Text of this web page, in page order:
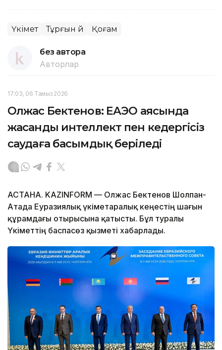
Үкімет Тұрғын үй Қоғам
без автора
Авторлар
17:03, 06 Тамыз 2026
Олжас Бектенов: ЕАЭО аясында
жасанды интеллект пен кедергісіз
саудаға басымдық беріледі
АСТАНА. KAZINFORM — Олжас Бектенов Шолпан-
Атада Еуразиялық үкіметаралық кеңестің шағын
құрамдағы отырысына қатысты. Бұл туралы
Үкіметтің баспасөз қызметі хабарлады.